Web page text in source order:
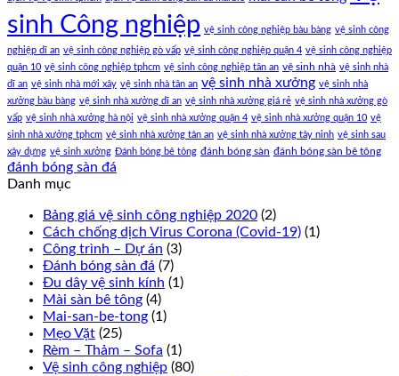
sinh Công nghiệp vệ sinh công nghiệp bàu bàng vệ sinh công
nghiệp dĩ an vệ sinh công nghiệp gò vấp vệ sinh công nghiệp quận 4 vệ sinh công nghiệp
quận 10 vệ sinh công nghiệp tphcm vệ sinh công nghiệp tân an vệ sinh nhà vệ sinh nhà
dĩ an vệ sinh nhà mới xây vệ sinh nhà tân an vệ sinh nhà xưởng vệ sinh nhà
xưởng bàu bàng vệ sinh nhà xưởng dĩ an vệ sinh nhà xưởng giá rẻ vệ sinh nhà xưởng gò
vấp vệ sinh nhà xưởng hà nội vệ sinh nhà xưởng quận 4 vệ sinh nhà xưởng quận 10 vệ
sinh nhà xưởng tphcm vệ sinh nhà xưởng tân an vệ sinh nhà xưởng tây ninh vệ sinh sau
xây dựng vệ sinh xưởng Đánh bóng bê tông đánh bóng sàn đánh bóng sàn bê tông
đánh bóng sàn đá
Danh mục
Bảng giá vệ sinh công nghiệp 2020 (2)
Cách chống dịch Virus Corona (Covid-19) (1)
Công trình – Dự án (3)
Đánh bóng sàn đá (7)
Đu dây vệ sinh kính (1)
Mài sàn bê tông (4)
Mai-san-be-tong (1)
Mẹo Vặt (25)
Rèm – Thảm – Sofa (1)
Vệ sinh công nghiệp (80)